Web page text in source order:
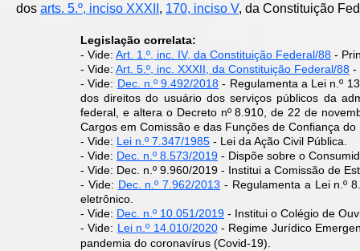
dos arts. 5.º, inciso XXXII , 170, inciso V, da Constituição
Legislação correlata:
- Vide: Art. 1.º, inc. IV, da Constituição Federal/88 -
- Vide: Art. 5.º, inc. XXXII, da Constituição Federal/88 -
- Vide: Dec. n.º 9.492/2018 - Regulamenta a Lei n.º
dos direitos do usuário dos serviços públicos da
federal, e altera o Decreto nº 8.910, de 22 de
Cargos em Comissão e das Funções de Confiança
- Vide: Lei n.º 7.347/1985 - Lei da Ação Civil Pública.
- Vide: Dec. n.º 8.573/2019 - Dispõe sobre o
- Vide: Dec. n.º 9.960/2019 - Institui a Comissão de
- Vide: Dec. n.º 7.962/2013 - Regulamenta a Lei n.º
eletrônico.
- Vide: Dec. n.º 10.051/2019 - Institui o Colégio de
​- Vide: Lei n.º 14.010/2020- Regime Jurídico
pandemia do coronavírus (Covid-19).